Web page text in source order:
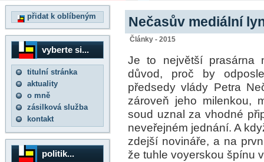
přidat k oblíbeným
vyberte si...
titulní stránka
aktuality
o mně
zásilková služba
kontakt
politik...
Nečasův mediální
Články - 2015
Je to největší prasárna
důvod, proč by
předsedy vlády Petra
zároveň jeho milenkou,
soud uznal za vhodné
neveřejném jednání. A
zdejší novináře, a na
že tuhle voyerskou špínu